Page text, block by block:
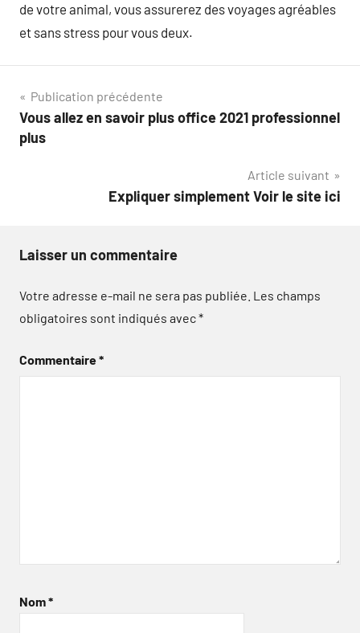
de votre animal, vous assurerez des voyages agréables
et sans stress pour vous deux.
Navigation
de
Publication précédente
Vous allez en savoir plus office 2021 professionnel
plus
Article suivant
Expliquer simplement Voir le site ici
Laisser un commentaire
Votre adresse e-mail ne sera pas publiée. Les champs
obligatoires sont indiqués avec*
Commentaire*
Nom*